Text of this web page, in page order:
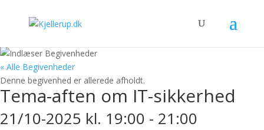
« Alle Begivenheder
Denne begivenhed er allerede afholdt.
Tema-aften om IT-sikkerhed
21/10-2025 kl. 19:00 - 21:00